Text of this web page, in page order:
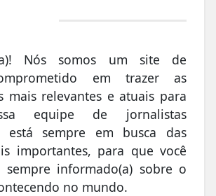
Nós somos um site de
em trazer as
mais relevantes e atuais para
equipe de jornalistas
está sempre em busca das
importantes, para que você
sempre informado(a) sobre o
no mundo.